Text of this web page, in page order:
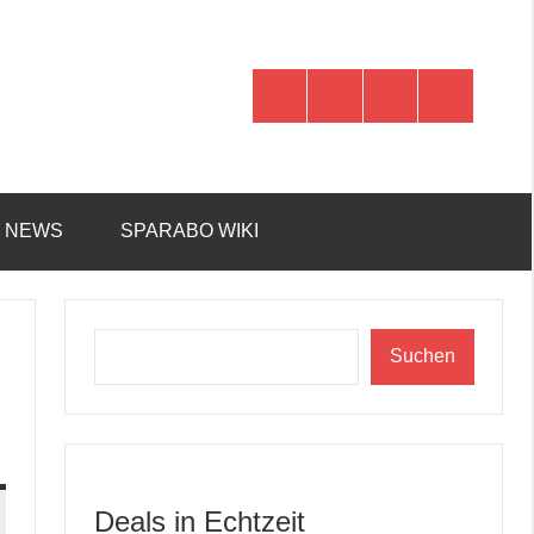
NEWS SPARABO WIKI
Suchen
Deals in Echtzeit